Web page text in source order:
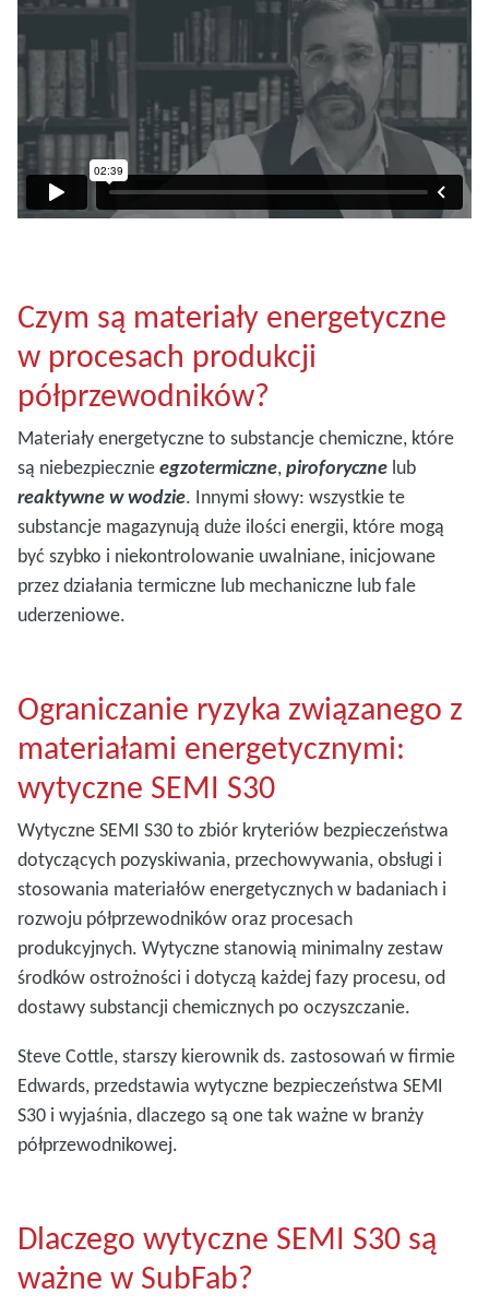
Czym są materiały energetyczne
w procesach produkcji
półprzewodników?
Materiały energetyczne to substancje chemiczne, które
są niebezpiecznieegzotermiczne,piroforyczne lub
reaktywne w wodzie. Innymi słowy: wszystkie te
substancje magazynują duże ilości energii, które mogą
być szybko i niekontrolowanie uwalniane, inicjowane
przez działania termiczne lub mechaniczne lub fale
uderzeniowe.
Ograniczanie ryzyka związanego z
materiałami energetycznymi:
wytyczne SEMI S30
Wytyczne SEMI S30 to zbiór kryteriów bezpieczeństwa
dotyczących pozyskiwania, przechowywania, obsługi i
stosowania materiałów energetycznych w badaniach i
rozwoju półprzewodników oraz procesach
produkcyjnych. Wytyczne stanowią minimalny zestaw
środków ostrożności i dotyczą każdej fazy procesu, od
dostawy substancji chemicznych po oczyszczanie.
Steve Cottle, starszy kierownik ds. zastosowań w firmie
Edwards, przedstawia wytyczne bezpieczeństwa SEMI
S30 i wyjaśnia, dlaczego są one tak ważne w branży
półprzewodnikowej.
Dlaczego wytyczne SEMI S30 są
ważne w SubFab?